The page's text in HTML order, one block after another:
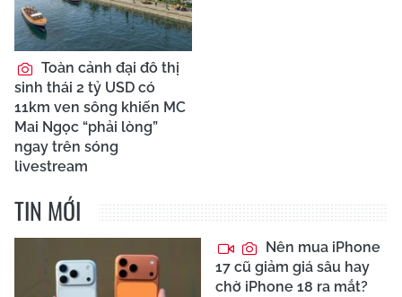
Toàn cảnh đại đô thị
sinh thái 2 tỷ USD có
11km ven sông khiến MC
Mai Ngọc “phải lòng”
ngay trên sóng
livestream
TIN MỚI
Nên mua iPhone
17 cũ giảm giá sâu hay
chờ iPhone 18 ra mắt?